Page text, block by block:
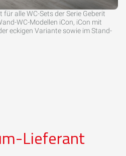
alle WC-Sets der Serie Geberit
WC-Modellen iCon, iCon mit
eckigen Variante sowie im Stand-
Lieferant